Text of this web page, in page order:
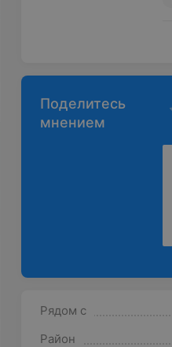
Поделитесь
мнением
Рядом с
Район